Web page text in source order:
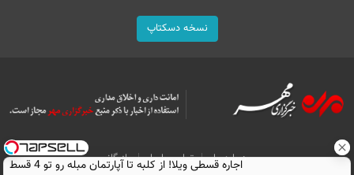
نسخه دسکتاپ
درباره ما تماس با ما
بازرگانی
اجاره‌ قسطی ویلا! از کلبه تا آپارتمان مبله رو تو 4 قسط